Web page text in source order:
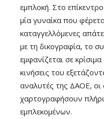
εμπλοκή. Στο
μία γυναίκα που
καταγγελλόμενες
με τη δικογραφία, το
εμφανίζεται σε
κινήσεις του
αναλυτές της ΔΑΟΕ, οι
χαρτογραφήσουν
εμπλεκομένων.